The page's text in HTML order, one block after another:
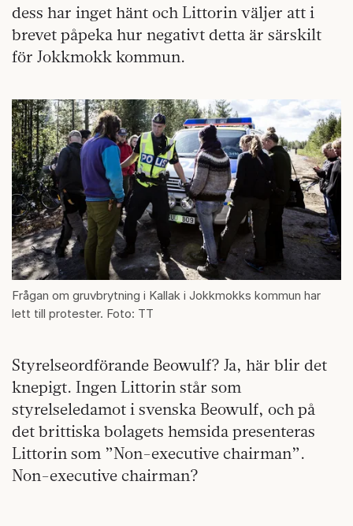
dess har inget hänt och Littorin väljer att i
brevet påpeka hur negativt detta är särskilt
för Jokkmokk kommun.
Frågan om gruvbrytning i Kallak i Jokkmokks kommun har
lett till protester. Foto: TT
Styrelseordförande Beowulf? Ja, här blir det
knepigt. Ingen Littorin står som
styrelseledamot i svenska Beowulf, och på
det brittiska bolagets hemsida presenteras
Littorin som ”Non-executive chairman”.
Non-executive chairman?